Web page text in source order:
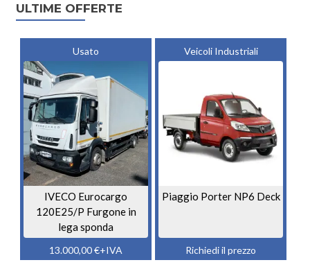
ULTIME OFFERTE
Usato
IVECO Eurocargo
120E25/P Furgone in
lega sponda
13.000,00€+IVA
Veicoli Industriali
Piaggio Porter NP6 Deck
Richiedi il prezzo